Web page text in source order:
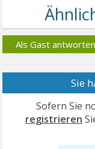
Als Gast
Sie
Sofern Sie
registrieren